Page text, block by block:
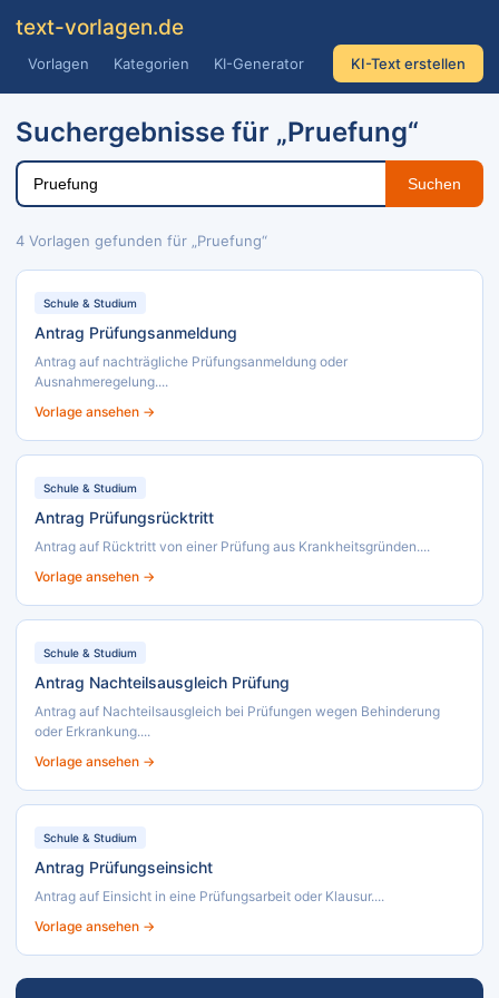
text-vorlagen.de
Vorlagen Kategorien KI-Generator KI-Text erstellen
Suchergebnisse für „Pruefung“
Suchen
4 Vorlagen gefunden für „Pruefung“
Schule & Studium
Antrag Prüfungsanmeldung
Antrag auf nachträgliche Prüfungsanmeldung oder
Ausnahmeregelung....
Vorlage ansehen →
Schule & Studium
Antrag Prüfungsrücktritt
Antrag auf Rücktritt von einer Prüfung aus Krankheitsgründen....
Vorlage ansehen →
Schule & Studium
Antrag Nachteilsausgleich Prüfung
Antrag auf Nachteilsausgleich bei Prüfungen wegen Behinderung
oder Erkrankung....
Vorlage ansehen →
Schule & Studium
Antrag Prüfungseinsicht
Antrag auf Einsicht in eine Prüfungsarbeit oder Klausur....
Vorlage ansehen →